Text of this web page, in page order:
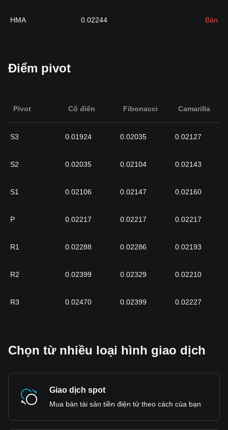
HMA 0.02244 Bán
Điểm pivot
Pivot Cổ điển Fibonacci Camarilla
S3 0.01924 0.02035 0.02127
S2 0.02035 0.02104 0.02143
S1 0.02106 0.02147 0.02160
P 0.02217 0.02217 0.02217
R1 0.02288 0.02286 0.02193
R2 0.02399 0.02329 0.02210
R3 0.02470 0.02399 0.02227
Chọn từ nhiều loại hình giao dịch
Giao dịch spot
Mua bán tài sản tiền điện tử theo cách của bạn